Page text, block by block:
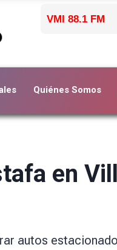
VMI 88.1 FM
Quiénes Somos
en
autos